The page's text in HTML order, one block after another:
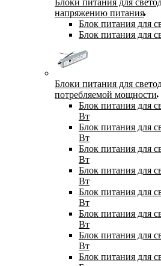
Блоки питания для
напряжению питания
Блок питания для
Блок питания для
Блоки питания для
потребляемой мощности
Блок питания для
Вт
Блок питания для
Вт
Блок питания для
Вт
Блок питания для
Вт
Блок питания для
Вт
Блок питания для
Вт
Блок питания для
Вт
Блок питания для